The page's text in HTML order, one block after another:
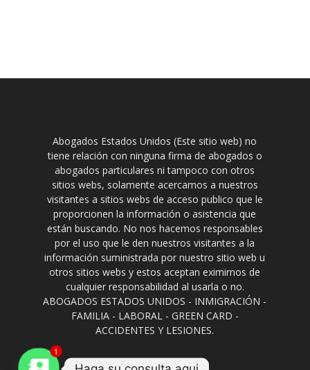
Abogados Estados Unidos (Este sitio web) no
tiene relación con ninguna firma de abogados o
abogados particulares ni tampoco con otros
sitios webs, solamente acercamos a nuestros
visitantes a sitios webs de acceso publico que le
proporcionen la información o asistencia que
están buscando. No nos hacemos responsables
por el uso que le den nuestros visitantes a la
información suministrada por nuestro sitio web u
otros sitios webs y estos aceptan eximirnos de
cualquier responsabilidad al usarla o no.
ABOGADOS ESTADOS UNIDOS - INMIGRACIÓN -
FAMILIA - LABORAL - GREEN CARD -
ACCIDENTES Y LESIONES.
1